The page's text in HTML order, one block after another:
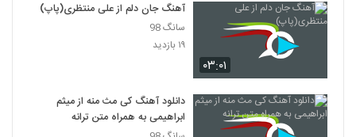
دانلود آهنگ مهدی ماهان جادوی چشمات
128
دانلود آهنگ دنیای خیالی از ناصر صدر
۰۳:۰۱
آهنگ جان دلم از علی منتظری(پاپ)
سانگ 98
۱۹ بازدید
دانلود آهنگ کی مث منه از میثم
ابراهیمی به همراه متن ترانه